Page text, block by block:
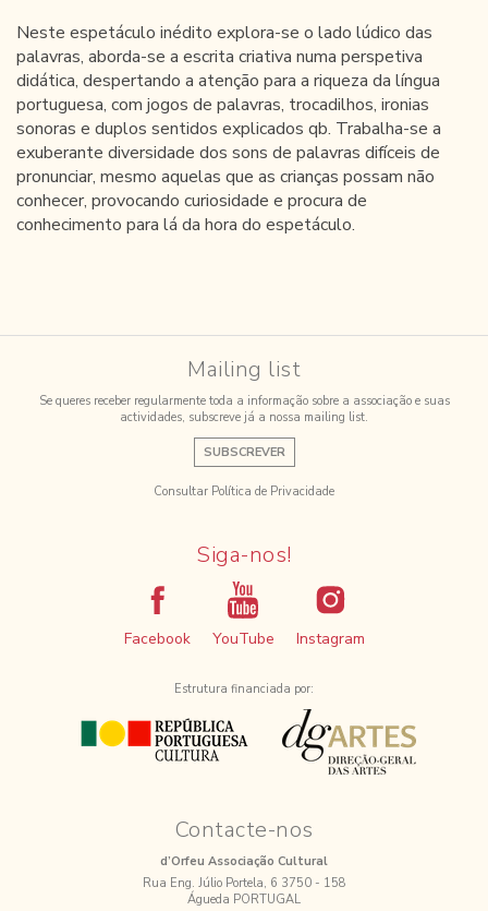
Neste espetáculo inédito explora-se o lado lúdico das
palavras, aborda-se a escrita criativa numa perspetiva
didática, despertando a atenção para a riqueza da língua
portuguesa, com jogos de palavras, trocadilhos, ironias
sonoras e duplos sentidos explicados qb. Trabalha-se a
exuberante diversidade dos sons de palavras difíceis de
pronunciar, mesmo aquelas que as crianças possam não
conhecer, provocando curiosidade e procura de
conhecimento para lá da hora do espetáculo.
Mailing list
Se queres receber regularmente toda a informação sobre a associação e suas
actividades, subscreve já a nossa mailing list.
SUBSCREVER
Consultar Política de Privacidade
Siga-nos!
Facebook YouTube Instagram
Estrutura financiada por:
Contacte-nos
d’Orfeu Associação Cultural
Rua Eng. Júlio Portela, 6 3750 - 158
Águeda PORTUGAL